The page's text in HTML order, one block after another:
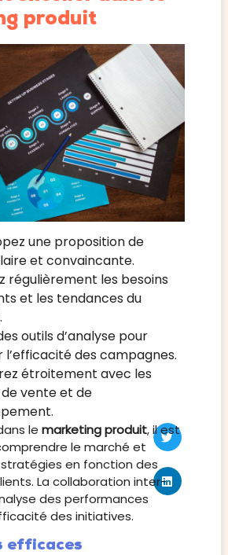
produit
une proposition de
et convaincante.
régulièrement les besoins
et les tendances du
outils d’analyse pour
l’efficacité des campagnes.
étroitement avec les
vente et de
le marketing produit, il est
le marché et
en fonction des
La collaboration inter-
des performances
des initiatives.
efficaces